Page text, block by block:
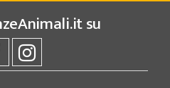
su